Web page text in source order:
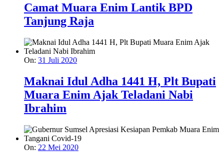
Camat Muara Enim Lantik BPD
Tanjung Raja
On: 31 Juli 2020
Maknai Idul Adha 1441 H, Plt Bupati
Muara Enim Ajak Teladani Nabi
Ibrahim
On: 22 Mei 2020